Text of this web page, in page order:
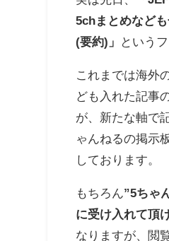
5chまとめなど
(要約)」
という
これまでは海外
ども入れた記事
が、新たな軸で
ゃんねるの掲示
しております。
もちろん ”5ちゃ
に受け入れて頂
なりますが、閲